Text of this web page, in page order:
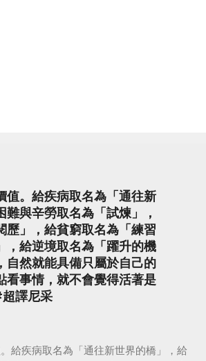
值。給疾病取名為「通往新
難與辛勞取名為「試煉」，
歷」，給貧窮取名為「練習
，給逆境取名為「躍升的機
自然就能具備只屬於自己的
看事情，就不會覺得活著是
譯尼采
給疾病取名為「通往新世界的橋」，給